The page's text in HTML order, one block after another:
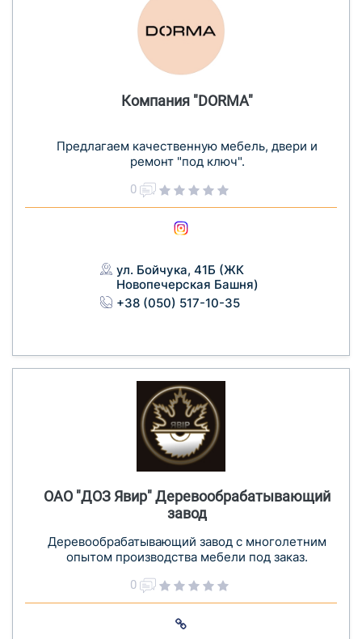
Компания "DORMA"
Предлагаем качественную мебель, двери и
ремонт "под ключ".
0
ул. Бойчука, 41Б (ЖК
Новопечерская Башня)
+38 (050) 517-10-35
ОАО "ДОЗ Явир" Деревообрабатывающий
завод
Деревообрабатывающий завод с многолетним
опытом производства мебели под заказ.
0